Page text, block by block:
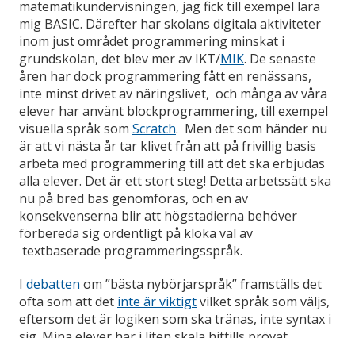
matematikundervisningen, jag fick till exempel lära
mig BASIC. Därefter har skolans digitala aktiviteter
inom just området programmering minskat i
grundskolan, det blev mer av IKT/MIK. De senaste
åren har dock programmering fått en renässans,
inte minst drivet av näringslivet, och många av våra
elever har använt blockprogrammering, till exempel
visuella språk som Scratch. Men det som händer nu
är att vi nästa år tar klivet från att på frivillig basis
arbeta med programmering till att det ska erbjudas
alla elever. Det är ett stort steg! Detta arbetssätt ska
nu på bred bas genomföras, och en av
konsekvenserna blir att högstadierna behöver
förbereda sig ordentligt på kloka val av
textbaserade programmeringsspråk.
I debatten om ”bästa nybörjarspråk” framställs det
ofta som att det inte är viktigtvilket språk som väljs,
eftersom det är logiken som ska tränas, inte syntax i